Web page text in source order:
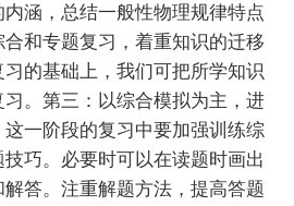
涵，总结一般性物理规律特点
和专题复习，着重知识的迁移
的基础上，我们可把所学知识
。第三：以综合模拟为主，进
一阶段的复习中要加强训练综
巧。必要时可以在读题时画出
答。注重解题方法，提高答题